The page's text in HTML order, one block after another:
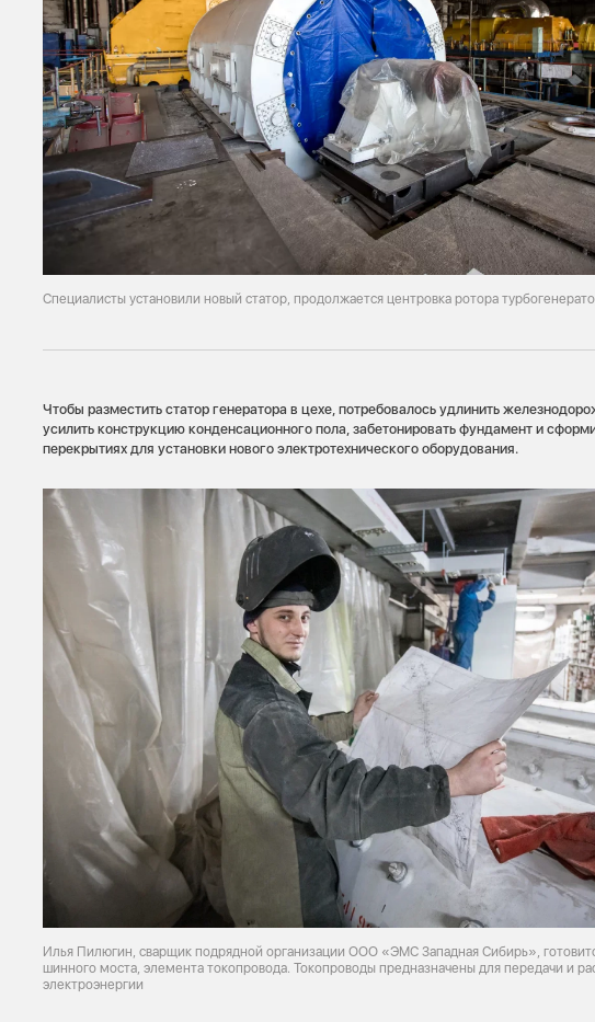
Специалисты установили новый статор, продолжается центровка ротора
Чтобы разместить статор генератора в цехе, потребовалось удлинить
усилить конструкцию конденсационного пола, забетонировать фундамент и
перекрытиях для установки нового электротехнического оборудования.
Илья Пилюгин, сварщик подрядной организации ООО «ЭМС Западная Сибирь»,
шинного моста, элемента токопровода. Токопроводы предназначены для передачи и
электроэнергии